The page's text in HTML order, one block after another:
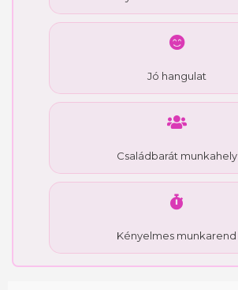
Jó hangulat
Családbarát munkahely
Kényelmes munkarend